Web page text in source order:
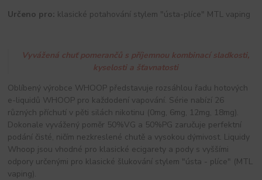
Určeno pro: klasické potahování stylem "ústa-plíce" MTL vaping
Vyvážená chuť pomerančů s příjemnou kombinací sladkosti,
kyselosti a šťavnatosti
Oblíbený výrobce WHOOP představuje rozsáhlou řadu hotových
e-liquidů WHOOP pro každodení vapování. Série nabízí 26
různých příchutí v pěti silách nikotinu (0mg, 6mg, 12mg, 18mg).
Dokonale vyvážený poměr 50%VG a 50%PG zaručuje perfektní
podání čisté, ničím nezkreslené chutě a vysokou dýmivost. Liquidy
Whoop jsou vhodné pro klasické ecigarety a pody s vyššími
odpory určenými pro klasické šlukování stylem "ústa - plíce" (MTL
vaping).